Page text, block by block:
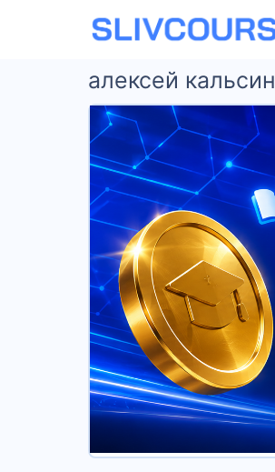
алексей кальсин